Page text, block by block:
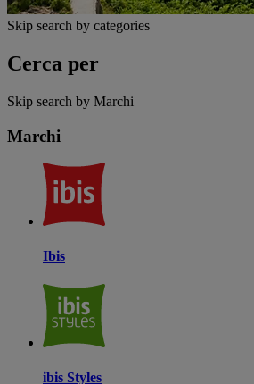
Skip search by categories
Cerca per
Skip search by Marchi
Marchi
Ibis
ibis Styles